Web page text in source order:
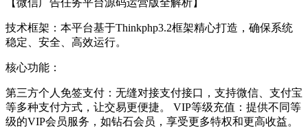
技术框架：本平台基于Thinkphp3.2框架精心打造，确保系统
稳定、安全、高效运行。
核心功能：
第三方个人免签支付：无缝对接支付接口，支持微信、支付宝
等多种支付方式，让交易更便捷。 VIP等级充值：提供不同等
级的VIP会员服务，如钻石会员，享受更多特权和更高收益。